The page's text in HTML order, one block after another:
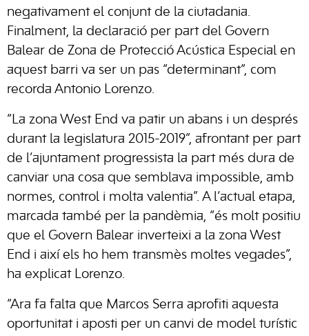
negativament el conjunt de la ciutadania.
Finalment, la declaració per part del Govern
Balear de Zona de Protecció Acústica Especial en
aquest barri va ser un pas “determinant”, com
recorda Antonio Lorenzo.
“La zona West End va patir un abans i un després
durant la legislatura 2015-2019”, afrontant per part
de l’ajuntament progressista la part més dura de
canviar una cosa que semblava impossible, amb
normes, control i molta valentia”. A l’actual etapa,
marcada també per la pandèmia, “és molt positiu
que el Govern Balear inverteixi a la zona West
End i així els ho hem transmès moltes vegades”,
ha explicat Lorenzo.
“Ara fa falta que Marcos Serra aprofiti aquesta
oportunitat i aposti per un canvi de model turístic